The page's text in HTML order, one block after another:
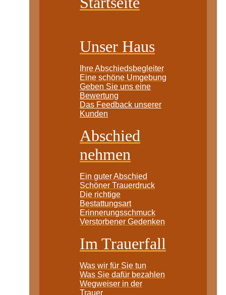
Unser Haus
Ihre Abschiedsbegleiter
Eine schöne Umgebung
Geben Sie uns eine
Bewertung
Das Feedback unserer
Kunden
Abschied
nehmen
Ein guter Abschied
Schöner Trauerdruck
Die richtige
Bestattungsart
Erinnerungsschmuck
Verstorbener Gedenken
Im Trauerfall
Was wir für Sie tun
Was Sie dafür bezahlen
Wegweiser in der
Trauer